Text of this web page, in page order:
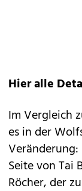
Hier alle
Im Vergleich
es in der
Seite von Tai
Röcher, der